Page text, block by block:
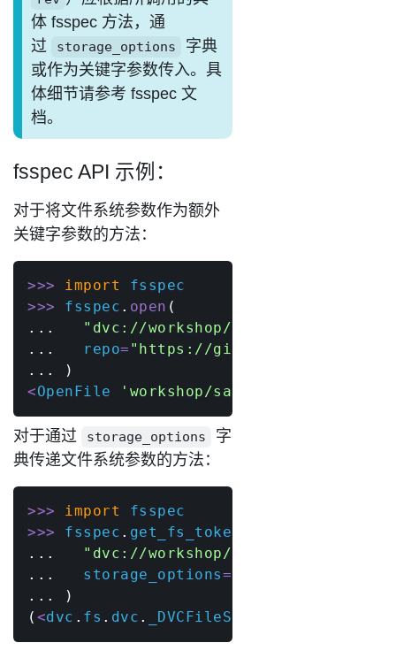
体 fsspec 方法，通
过
storage_options
字典
或作为关键字参数传入。具
体细节请参考 fsspec 文
档。
fsspec API 示例：
对于将文件系统参数作为额外
关键字参数的方法：
>>> import
>>> fsspec . open (
. . .
"dvc://workshop/satellite-data/
. . .
   repo
= "https://github.com/
. . .
)
<OpenFile 'workshop/satellite-data/
对于通过 storage_options
字
典传递文件系统参数的方法：
>>> import
>>> fsspec . get_fs_token_paths
. . .
"dvc://workshop/satellite-data/
. . .
   storage_options
=
. . .
)
( <dvc . fs . dvc . _DVCFileSystem